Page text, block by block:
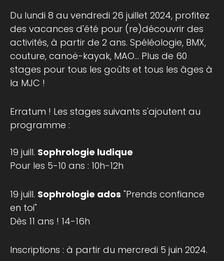
Du lundi 8 au vendredi 26 juillet 2024, profitez
des vacances d'été pour (re)découvrir des
activités, à partir de 2 ans. Spéléologie, BMX,
couture, canoë-kayak, MAO... Plus de 60
stages pour tous les goûts et tous les âges à
la MJC !
Erratum ! Les stages suivants s'ajoutent au
programme :
19 juill. Sophrologie ludique
Pour les 5-10 ans : 10h-12h
19 juill. Sophrologie ados "Prends confiance
en toi"
Dès 11 ans ! 14-16h
Inscriptions : à partir du mercredi 5 juin 2024.